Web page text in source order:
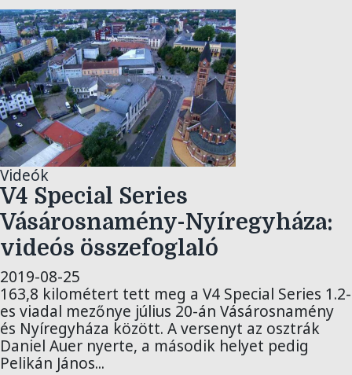
Videók
V4 Special Series
Vásárosnamény-Nyíregyháza:
videós összefoglaló
2019-08-25
163,8 kilométert tett meg a V4 Special Series 1.2-
es viadal mezőnye július 20-án Vásárosnamény
és Nyíregyháza között. A versenyt az osztrák
Daniel Auer nyerte, a második helyet pedig
Pelikán János...